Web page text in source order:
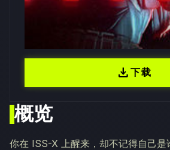
概览
你在 ISS-X 上醒来，却不记得自己是
download下载